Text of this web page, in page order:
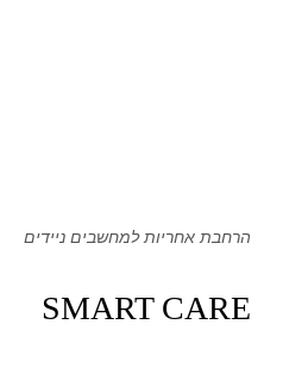
הרחבת אחריות למחשבים ניידים
SMART CARE